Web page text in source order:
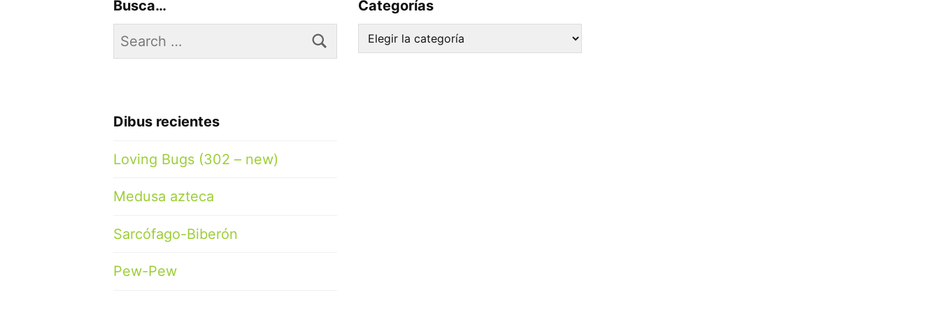
Busca…
Search
for:
Dibus recientes
Loving Bugs (302 – new)
Medusa azteca
Sarcófago-Biberón
Pew-Pew
Categorías
Categorías